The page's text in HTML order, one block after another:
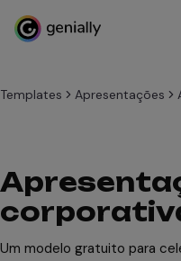
Templates Apresentações
Um modelo gratuito para